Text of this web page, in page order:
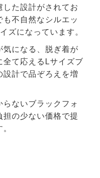
た設計がされてお
も不自然なシルエッ
ズになっています。
気になる、脱ぎ着が
全て応えるLサイズブ
設計で品ぞろえを増
らないブラックフォ
担の少ない価格で提